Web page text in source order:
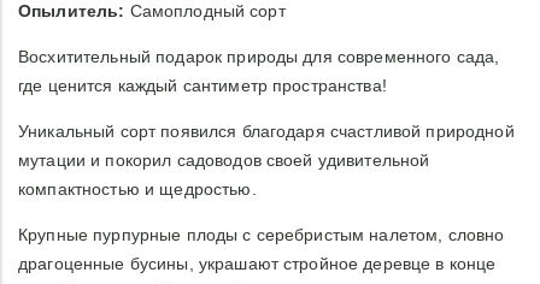
Опылитель: Самоплодный сорт
Восхитительный подарок природы для современного сада,
где ценится каждый сантиметр пространства!
Уникальный сорт появился благодаря счастливой природной
мутации и покорил садоводов своей удивительной
компактностью и щедростью.
Крупные пурпурные плоды с серебристым налетом, словно
драгоценные бусины, украшают стройное деревце в конце